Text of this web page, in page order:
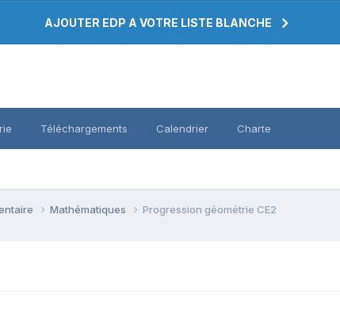
AJOUTER EDP A VOTRE LISTE BLANCHE
Téléchargements Calendrier Charte
Mathématiques Progression géométrie CE2